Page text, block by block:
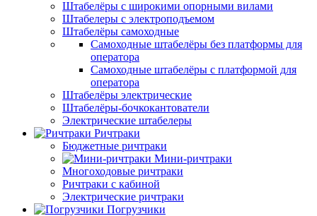
Штабелёры с широкими опорными вилами
Штабелеры с электроподъемом
Штабелёры самоходные
Самоходные штабелёры без платформы для
оператора
Самоходные штабелёры с платформой для
оператора
Штабелёры электрические
Штабелёры-бочкокантователи
Электрические штабелеры
Ричтраки
Бюджетные ричтраки
Мини-ричтраки
Многоходовые ричтраки
Ричтраки с кабиной
Электрические ричтраки
Погрузчики